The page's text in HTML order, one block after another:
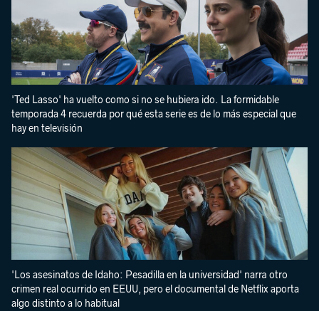
'Ted Lasso' ha vuelto como si no se hubiera ido. La formidable
temporada 4 recuerda por qué esta serie es de lo más especial que
hay en televisión
'Los asesinatos de Idaho: Pesadilla en la universidad' narra otro
crimen real ocurrido en EEUU, pero el documental de Netflix aporta
algo distinto a lo habitual